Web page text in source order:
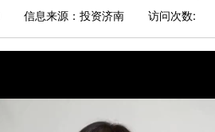
信息来源：投资济南 访问次数: